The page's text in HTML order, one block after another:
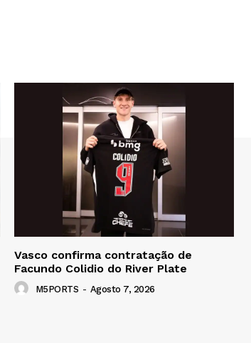
Vasco confirma contratação de
Facundo Colidio do River Plate
M5PORTS - Agosto 7, 2026